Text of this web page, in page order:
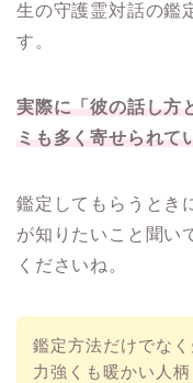
生の守護霊対話の鑑
す。
実際に「彼の話し方
ミも多く寄せられて
鑑定してもらうとき
が知りたいこと聞い
くださいね。
鑑定方法だけでな
力強くも暖かい人柄